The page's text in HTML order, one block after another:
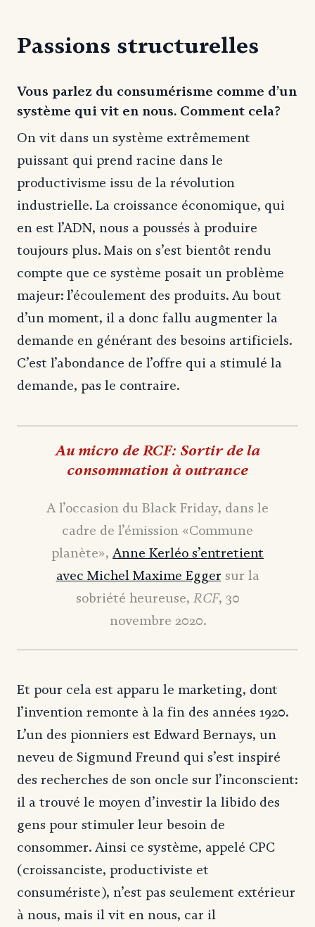
Passions structurelles
Vous parlez du consumérisme comme d’un
système qui vit en nous. Comment cela?
On vit dans un système extrêmement
puissant qui prend racine dans le
productivisme issu de la révolution
industrielle. La croissance économique, qui
en est l’ADN, nous a poussés à produire
toujours plus. Mais on s’est bientôt rendu
compte que ce système posait un problème
majeur: l’écoulement des produits. Au bout
d’un moment, il a donc fallu augmenter la
demande en générant des besoins artificiels.
C’est l’abondance de l’offre qui a stimulé la
demande, pas le contraire.
Au micro de RCF: Sortir de la
consommation à outrance
A l’occasion du Black Friday, dans le
cadre de l’émission «Commune
planète», Anne Kerléo s’entretient
avec Michel Maxime Egger sur la
sobriété heureuse, RCF, 30
novembre 2020.
Et pour cela est apparu le marketing, dont
l’invention remonte à la fin des années 1920.
L’un des pionniers est Edward Bernays, un
neveu de Sigmund Freund qui s’est inspiré
des recherches de son oncle sur l’inconscient:
il a trouvé le moyen d’investir la libido des
gens pour stimuler leur besoin de
consommer. Ainsi ce système, appelé CPC
(croissanciste, productiviste et
consumériste), n’est pas seulement extérieur
à nous, mais il vit en nous, car il